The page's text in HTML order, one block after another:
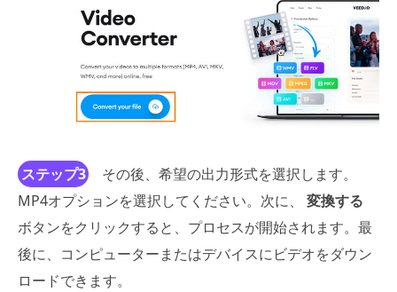
ステップ3
その後、希望の出力形式を選択します。
MP4オプションを選択してください。次に、 変換する
ボタンをクリックすると、プロセスが開始されます。最
後に、コンピューターまたはデバイスにビデオをダウン
ロードできます。